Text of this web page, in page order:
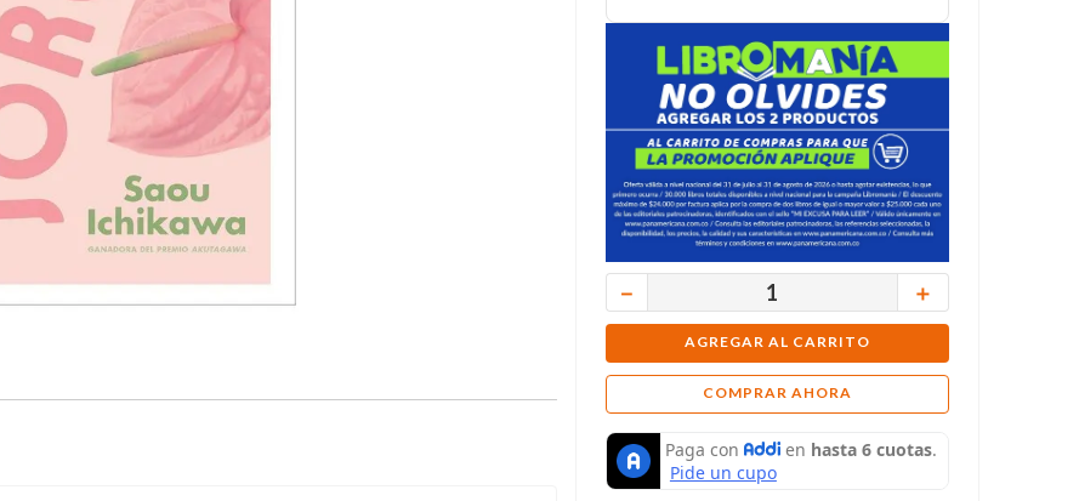
＋
－
AGREGAR AL CARRITO
COMPRAR AHORA